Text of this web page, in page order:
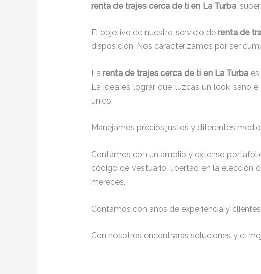
renta de trajes cerca de ti en La Turba,
El objetivo de nuestro servicio derenta de
disposición. Nos caracterizamos por ser
La renta de trajes cerca de ti en La Turba
La idea es lograr que luzcas un look sano
único.
Manejamos precios justos y diferentes
Contamos con un amplio y extenso
código de vestuario, libertad en la elección
mereces.
Contamos con años de experiencia y
Con nosotros encontrarás soluciones y el